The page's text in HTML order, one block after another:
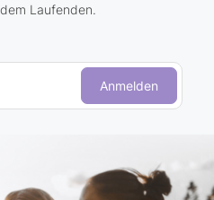
Laufenden.
Anmelden